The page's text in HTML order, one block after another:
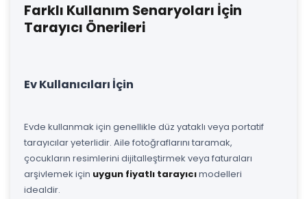
Farklı Kullanım Senaryoları İçin
Tarayıcı Önerileri
Ev Kullanıcıları İçin
Evde kullanmak için genellikle düz yataklı veya portatif
tarayıcılar yeterlidir. Aile fotoğraflarını taramak,
çocukların resimlerini dijitalleştirmek veya faturaları
arşivlemek için uygun fiyatlı tarayıcımodelleri
idealdir.